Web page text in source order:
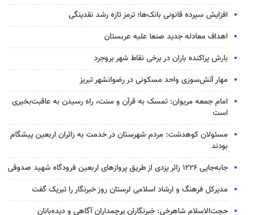
افزایش سپرده قانونی بانک‌ها؛ ترمز تازه رشد نقدینگی
اهداف معادله جدید صنعا علیه عربستان
بارش پراکنده باران در برخی نقاط شهر بروجرد
مهار آتش‌سوزی واحد مسکونی در رضوانشهر تبریز
امام جمعه مریوان: تمسک به قرآن و سنت، راه رسیدن به عاقبت‌بخیری
است
مسئولان کوهدشت: مردم شهرستان در خدمت به زائران اربعین پیشگام
بودند
جابه‌جایی ۱۲۲۶ زائر یزدی از طریق پروازهای اربعین فرودگاه شهید صدوقی
مدیرکل فرهنگ و ارشاد اسلامی لرستان روز خبرنگار را تبریک گفت
حجت‌الاسلام شاهرخی: خبرنگاران پرچمداران آگاهی و دیده‌بانان